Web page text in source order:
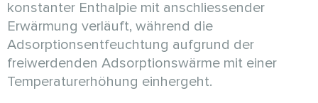
konstanter Enthalpie mit anschliessender
Erwärmung verläuft, während die
Adsorptionsentfeuchtung aufgrund der
freiwerdenden Adsorptionswärme mit einer
Temperaturerhöhung einhergeht.